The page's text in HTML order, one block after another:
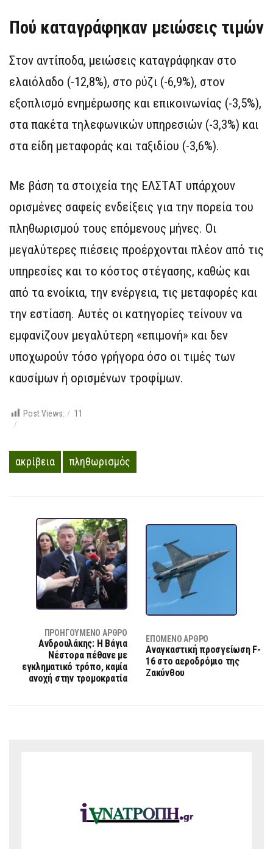
Πού καταγράφηκαν μειώσεις τιμών
Στον αντίποδα, μειώσεις καταγράφηκαν στο
ελαιόλαδο (-12,8%), στο ρύζι (-6,9%), στον
εξοπλισμό ενημέρωσης και επικοινωνίας (-3,5%),
στα πακέτα τηλεφωνικών υπηρεσιών (-3,3%) και
στα είδη μεταφοράς και ταξιδίου (-3,6%).
Με βάση τα στοιχεία της ΕΛΣΤΑΤ υπάρχουν
ορισμένες σαφείς ενδείξεις για την πορεία του
πληθωρισμού τους επόμενους μήνες. Οι
μεγαλύτερες πιέσεις προέρχονται πλέον από τις
υπηρεσίες και το κόστος στέγασης, καθώς και
από τα ενοίκια, την ενέργεια, τις μεταφορές και
την εστίαση. Αυτές οι κατηγορίες τείνουν να
εμφανίζουν μεγαλύτερη «επιμονή» και δεν
υποχωρούν τόσο γρήγορα όσο οι τιμές των
καυσίμων ή ορισμένων τροφίμων.
Post Views: 11
ακρίβεια πληθωρισμός
ΠΡΟΗΓΟΎΜΕΝΟ ΆΡΘΡΟ
Ανδρουλάκης: Η Βάγια
Νέστορα πέθανε με
εγκληματικό τρόπο, καμία
ανοχή στην τρομοκρατία
ΕΠΌΜΕΝΟ ΆΡΘΡΟ
Αναγκαστική προσγείωση F-
16 στο αεροδρόμιο της
Ζακύνθου